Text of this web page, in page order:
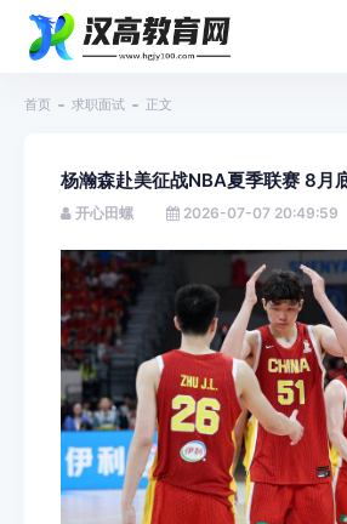
首页 求职面试 正文
杨瀚森赴美征战NBA夏季联赛 8月
开心田螺 2026-07-07 20:49:59